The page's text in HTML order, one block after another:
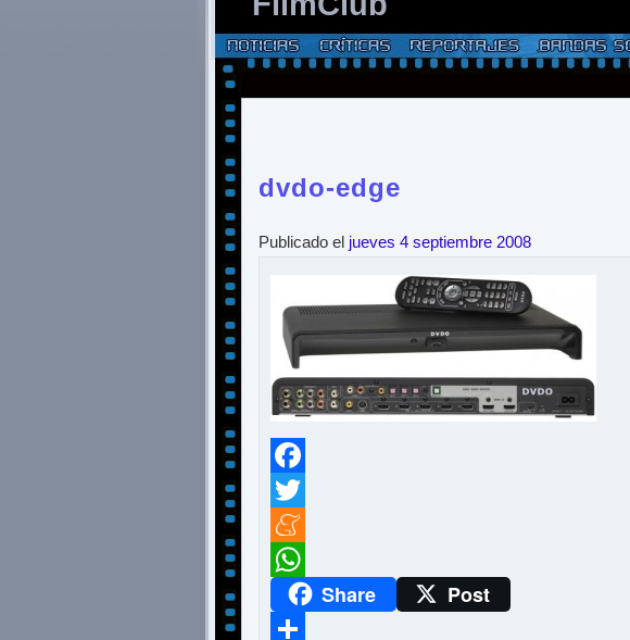
dvdo-edge
Publicado el jueves 4 septiembre 2008
Facebook
Twitter
Meneame
WhatsAppShare Post